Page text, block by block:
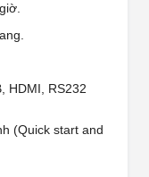
HDMI, RS232
(Quick start and